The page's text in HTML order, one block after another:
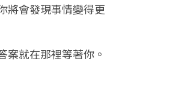
將會發現事情變得更
案就在那裡等著你。